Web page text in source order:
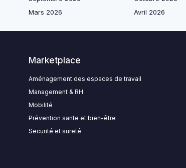
Mars 2026
Avril 2026
Marketplace
Aménagement des espaces de travail
Management & RH
Mobilité
Prévention sante et bien-être
Securité et sureté